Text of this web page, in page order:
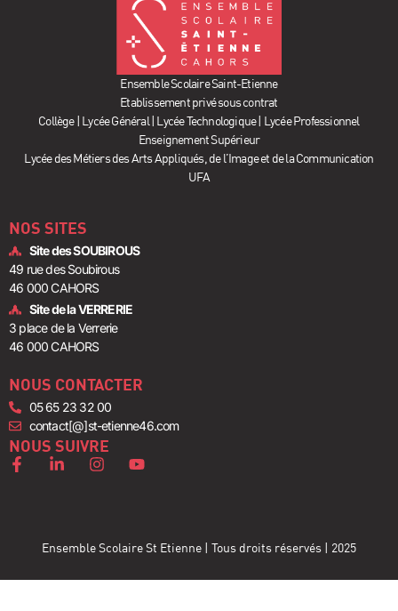
Ensemble Scolaire Saint-Etienne
Etablissement privé sous contrat
Collège | Lycée Général | Lycée Technologique | Lycée Professionnel
Enseignement Supérieur
Lycée des Métiers des Arts Appliqués, de l’Image et de la Communication
UFA
NOS SITES
Site des SOUBIROUS
49 rue des Soubirous
46 000 CAHORS
Site de la VERRERIE
3 place de la Verrerie
46 000 CAHORS
NOUS CONTACTER
05 65 23 32 00
contact[@]st-etienne46.com
NOUS SUIVRE
Ensemble Scolaire St Etienne | Tous droits réservés | 2025